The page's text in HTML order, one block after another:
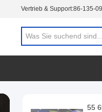
Vertrieb & Support:86-135-
55